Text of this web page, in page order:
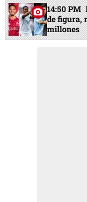
14:50 PM
de figura,
millones